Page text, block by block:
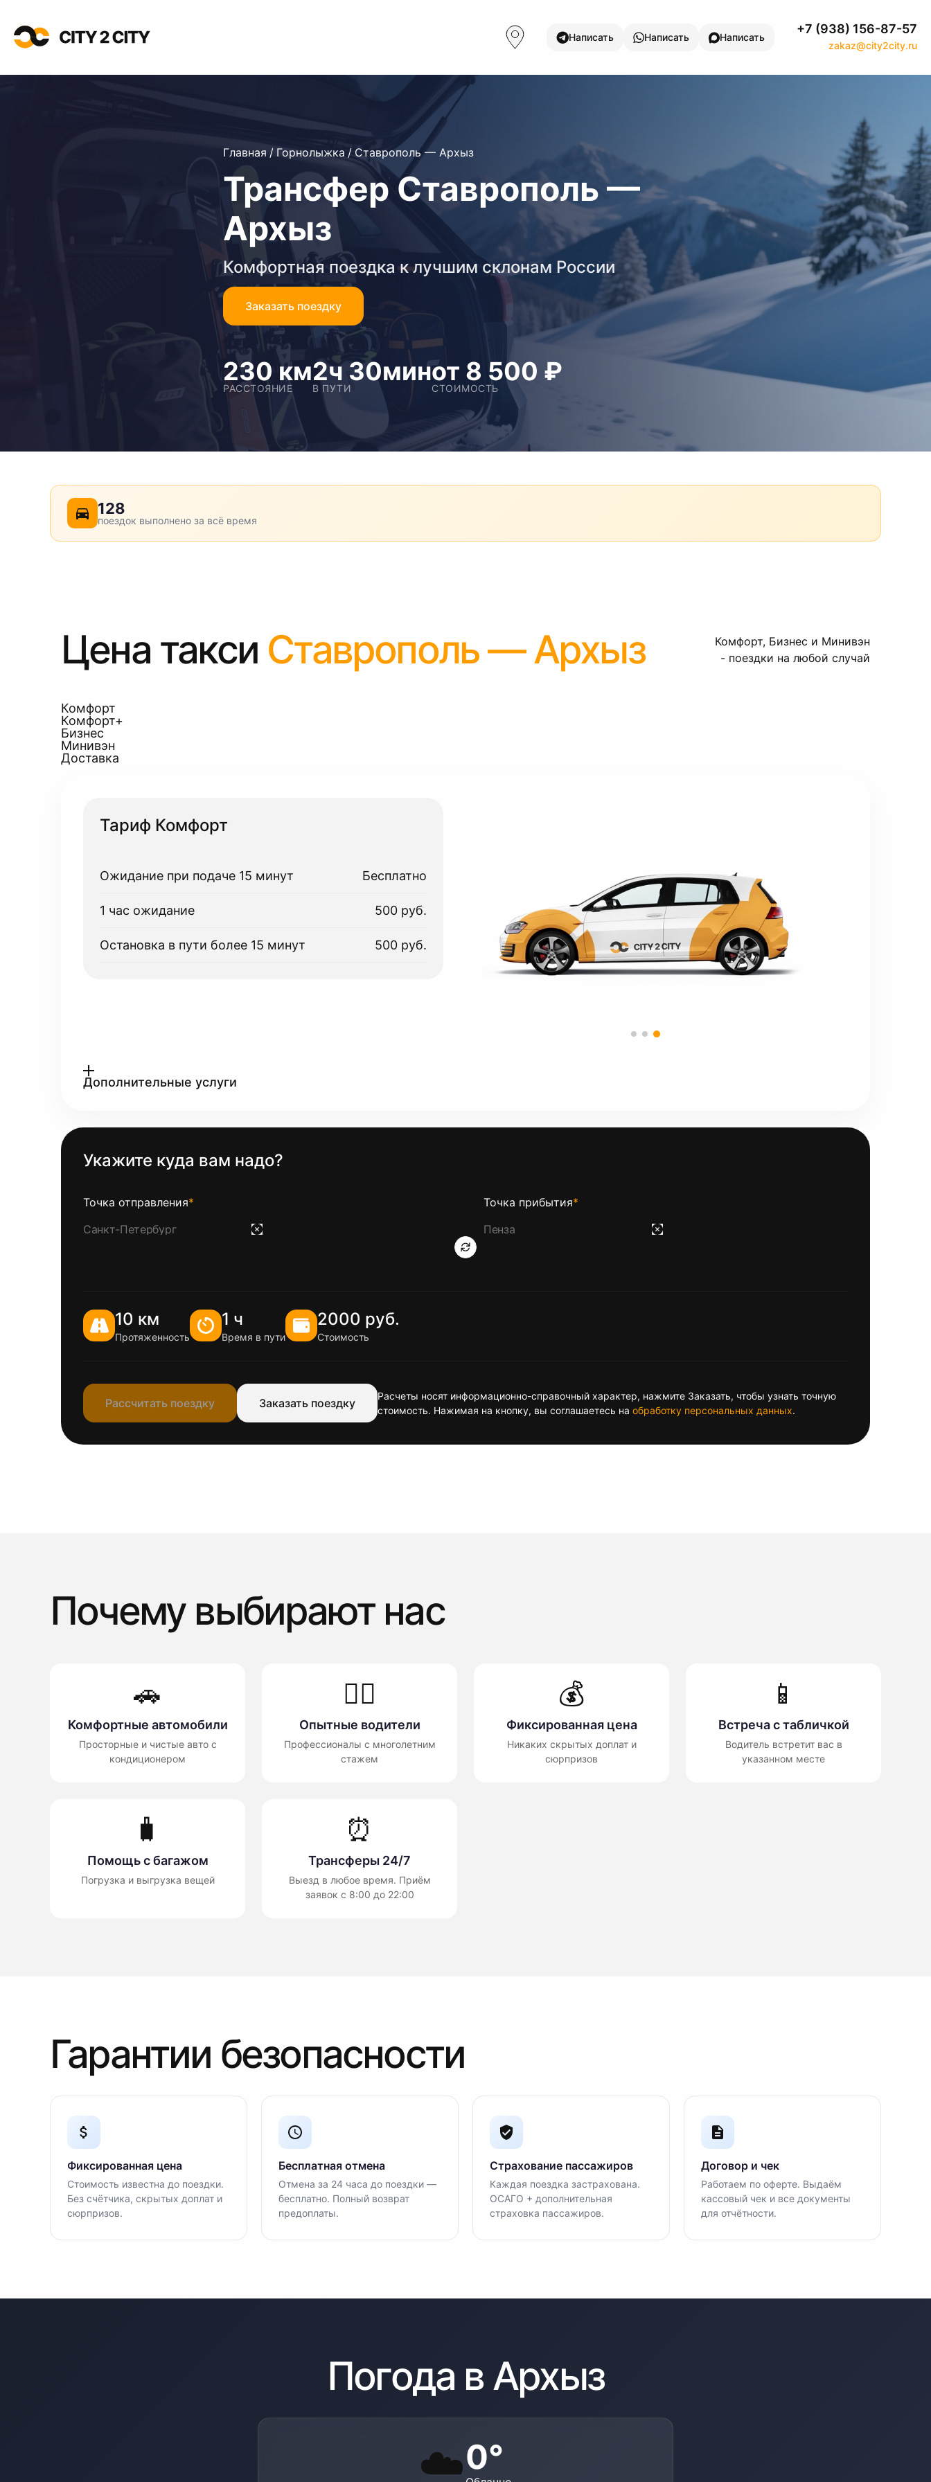
Написать Написать Написать
+7 (938) 156-87-57
zakaz@city2city.ru
Главная / Горнолыжка / Ставрополь — Архыз
Трансфер Ставрополь —
Архыз
Комфортная поездка к лучшим склонам России
Заказать поездку
230 км
РАССТОЯНИЕ
2ч 30мин
В ПУТИ
от 8 500 ₽
СТОИМОСТЬ
128
поездок выполнено за всё время
Цена такси Ставрополь — Архыз
Комфорт, Бизнес и Минивэн
- поездки на любой случай
Комфорт
Комфорт+
Бизнес
Минивэн
Доставка
Тариф Комфорт
Ожидание при подаче 15 минут Бесплатно
1 час ожидание 500 руб.
Остановка в пути более 15 минут 500 руб.
Дополнительные услуги
Укажите куда вам надо?
Точка отправления* Точка прибытия*
10 км
Протяженность
1 ч
Время в пути
2000 руб.
Стоимость
Рассчитать поездку Заказать поездку
Расчеты носят информационно-справочный характер, нажмите Заказать, чтобы узнать точную
стоимость. Нажимая на кнопку, вы соглашаетесь на обработку персональных данных.
Почему выбирают нас
🚗
Комфортные автомобили
Просторные и чистые авто с
кондиционером
👨‍✈️
Опытные водители
Профессионалы с многолетним
стажем
💰
Фиксированная цена
Никаких скрытых доплат и
сюрпризов
📱
Встреча с табличкой
Водитель встретит вас в
указанном месте
🧳
Помощь с багажом
Погрузка и выгрузка вещей
⏰
Трансферы 24/7
Выезд в любое время. Приём
заявок с 8:00 до 22:00
Гарантии безопасности
Фиксированная цена
Стоимость известна до поездки.
Без счётчика, скрытых доплат и
сюрпризов.
Бесплатная отмена
Отмена за 24 часа до поездки —
бесплатно. Полный возврат
предоплаты.
Страхование пассажиров
Каждая поездка застрахована.
ОСАГО + дополнительная
страховка пассажиров.
Договор и чек
Работаем по оферте. Выдаём
кассовый чек и все документы
для отчётности.
Погода вАрхыз
☁️0°